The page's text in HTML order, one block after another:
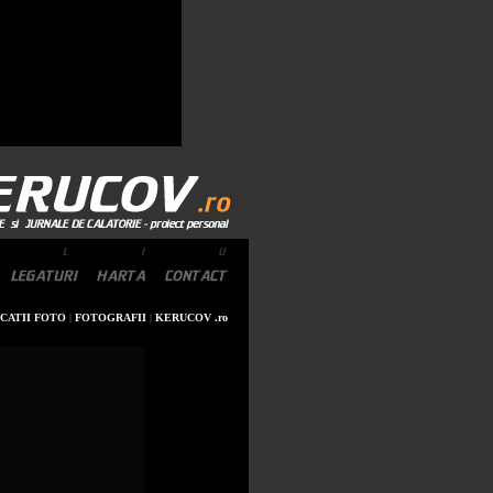
FOTO | FOTOGRAFII | KERUCOV .ro